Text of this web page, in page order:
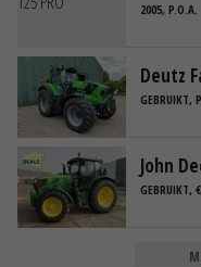
2005, P.O.A.
Deutz
GEBRUIKT,
John
GEBRUIKT,